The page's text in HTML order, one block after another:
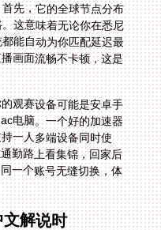
观赛设备可能是安卓手
电脑。一个好的加速器
持一人多端设备同时使
勤路上看集锦，回家后
一个账号无缝切换，体
解说时